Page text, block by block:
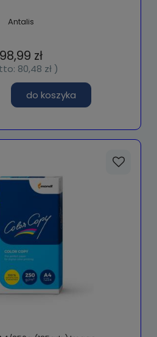
Antalis
98,99 zł
80,48 zł )
do koszyka